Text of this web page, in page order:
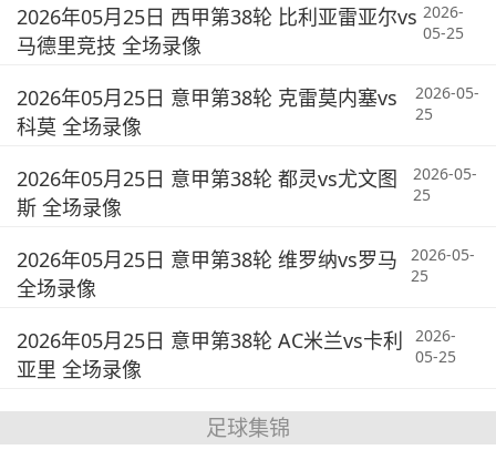
2026年05月25日 西甲第38轮 比利亚雷亚尔vs
马德里竞技 全场录像
2026-
05-25
2026年05月25日 意甲第38轮 克雷莫内塞vs
科莫 全场录像
2026-05-
25
2026年05月25日 意甲第38轮 都灵vs尤文图
斯 全场录像
2026-05-
25
2026年05月25日 意甲第38轮 维罗纳vs罗马
全场录像
2026-05-
25
2026年05月25日 意甲第38轮 AC米兰vs卡利
亚里 全场录像
2026-
05-25
足球集锦